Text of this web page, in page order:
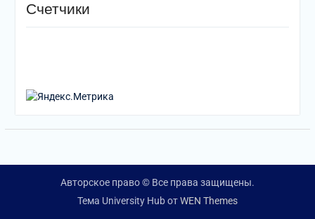
Счетчики
Авторское право © Все права защищены.
Тема University Hub отWEN Themes